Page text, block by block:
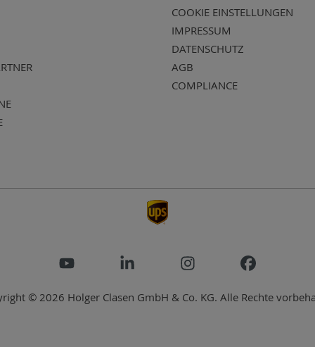
COOKIE EINSTELLUNGEN
IMPRESSUM
DATENSCHUTZ
AGB
COMPLIANCE
© 2026 Holger Clasen GmbH & Co. KG. Alle Rechte